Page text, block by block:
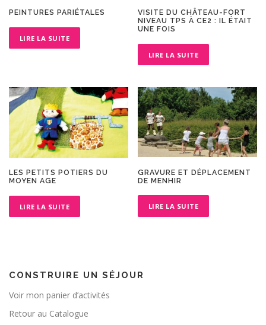
PEINTURES PARIÉTALES
LIRE LA SUITE
VISITE DU CHÂTEAU-FORT
NIVEAU TPS À CE2 : IL ÉTAIT
UNE FOIS
LIRE LA SUITE
LES PETITS POTIERS DU
MOYEN AGE
LIRE LA SUITE
GRAVURE ET DÉPLACEMENT
DE MENHIR
LIRE LA SUITE
CONSTRUIRE UN SÉJOUR
Voir mon panier d’activités
Retour au Catalogue